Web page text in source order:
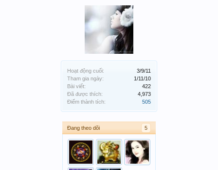
Hoạt động cuối:
3/9/11
Tham gia ngày:
1/11/10
Bài viết:
422
Đã được thích:
4,973
Điểm thành tích:
505
Đang theo dõi 5